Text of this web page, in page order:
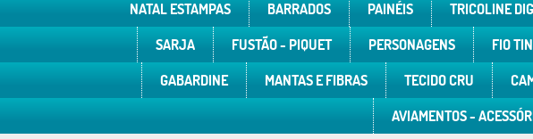
NATAL ESTAMPAS BARRADOS PAINÉIS TRICOLINE
SARJA
FUSTÃO - PIQUET PERSONAGENS FIO
GABARDINE
MANTAS E FIBRAS TECIDO CRU
AVIAMENTOS -